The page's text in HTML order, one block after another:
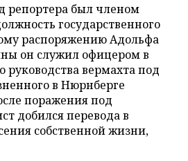
репортера был членом
государственного
распоряжению Адольфа
он служил офицером в
руководства вермахта под
в Нюрнберге
поражения под
добился перевода в
собственной жизни,